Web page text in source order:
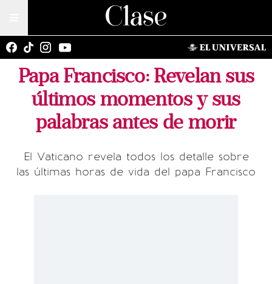
Papa Francisco: Revelan sus
últimos momentos y sus
palabras antes de morir
El Vaticano revela todos los detalle sobre
las últimas horas de vida del papa Francisco